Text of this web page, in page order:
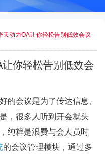
天动力OA让你轻松告别低效会议
让你轻松告别低效会
会议是为了传达信息、
，很多人听到开会就头
纯粹是浪费与会人员时
的会议管理模块，通过多